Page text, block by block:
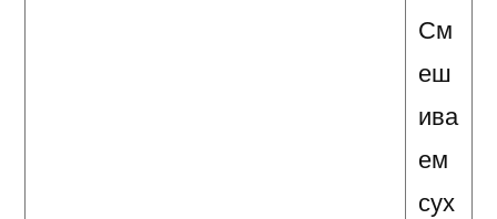
См
еш
ива
ем
сух